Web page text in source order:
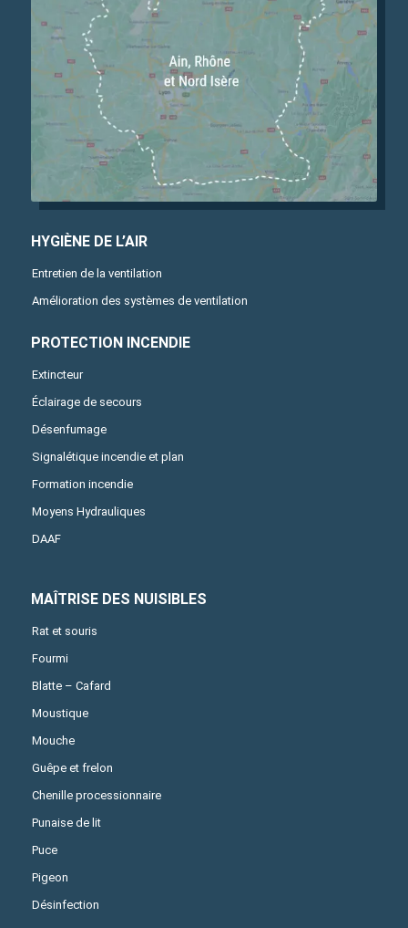
HYGIÈNE DE L’AIR
Entretien de la ventilation
Amélioration des systèmes de ventilation
PROTECTION INCENDIE
Extincteur
Éclairage de secours
Désenfumage
Signalétique incendie et plan
Formation incendie
Moyens Hydrauliques
DAAF
MAÎTRISE DES NUISIBLES
Rat et souris
Fourmi
Blatte – Cafard
Moustique
Mouche
Guêpe et frelon
Chenille processionnaire
Punaise de lit
Puce
Pigeon
Désinfection